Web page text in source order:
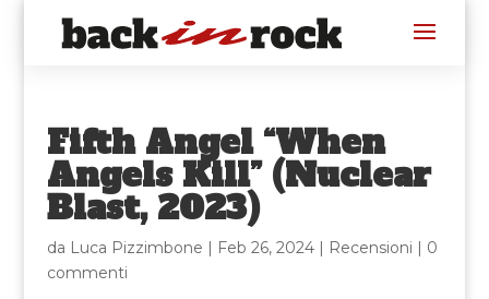
Fifth Angel “When
Angels Kill” (Nuclear
Blast, 2023)
da Luca Pizzimbone | Feb 26, 2024| Recensioni | 0
commenti